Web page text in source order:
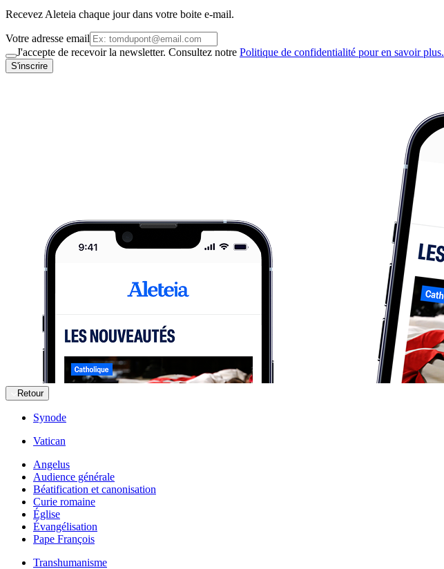
Recevez Aleteia chaque jour dans votre boite e-mail.
Votre adresse email
J'accepte de recevoir la newsletter. Consultez notre Politique de confidentialité pour en savoir plus.
S'inscrire
Retour
Synode
Vatican
Angelus
Audience générale
Béatification et canonisation
Curie romaine
Église
Évangélisation
Pape François
Transhumanisme